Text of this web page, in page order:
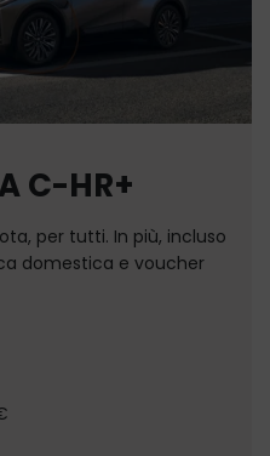
C-HR+
per tutti. In più, incluso
domestica e voucher